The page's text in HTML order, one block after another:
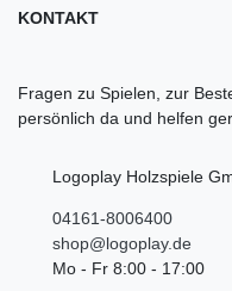
KONTAKT
Fragen zu Spielen, zur
persönlich da und helfen
Logoplay Holzspiele
04161-8006400
shop@logoplay.de
Mo - Fr 8:00 - 17:00